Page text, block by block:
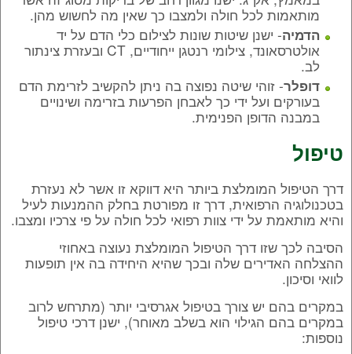
מותאמות לכל חולה ולמצבו כך שאין מה לחשוש מהן.
הדמיה- ישנן שיטות שונות לצילום כלי הדם על יד
אולטרסאונד, צילומי רנטגן ייחודיים, CT ובעזרת צינתור
לב.
דופלר- זוהי שיטה נפוצה בה ניתן להקשיב לזרימת הדם
בעורקים ועל ידי כך לאבחן הפרעות בזרימה ושינויים
במבנה הדופן הפנימית.
טיפול
דרך הטיפול המומלצת ביותר היא דווקא זו אשר לא נעזרת
בטכנולוגיה הרפואית, דרך זו מפורטת בחלק ההמנעות לעיל
והיא מותאמת על ידי צוות רפואי לכל חולה על פי צרכיו ומצבו.
הסיבה לכך שזו דרך הטיפול המומלצת נעוצה באחוזי
ההצלחה האדירים שלה ובכך שהיא היחידה בה אין תופעות
לוואי וסיכון.
במקרים בהם יש צורך בטיפול אגרסיבי יותר (מתרחש לרוב
במקרים בהם הגילוי הוא בשלב מאוחר), ישנן דרכי טיפול
נוספות: